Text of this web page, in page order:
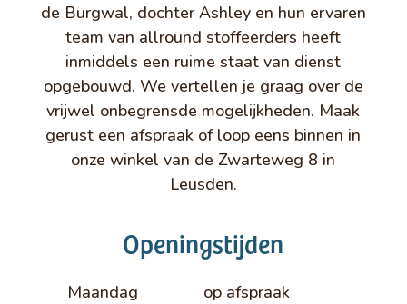
de Burgwal, dochter Ashley en hun ervaren
team van allround stoffeerders heeft
inmiddels een ruime staat van dienst
opgebouwd. We vertellen je graag over de
vrijwel onbegrensde mogelijkheden. Maak
gerust een afspraak of loop eens binnen in
onze winkel van de Zwarteweg 8 in
Leusden.
Openingstijden
Maandag
op afspraak